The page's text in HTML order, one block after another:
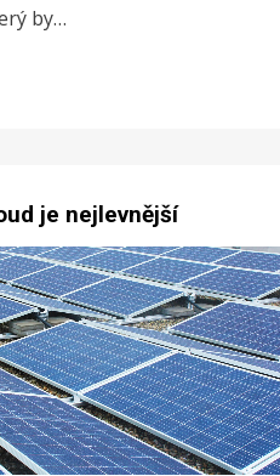
by…
je nejlevnější